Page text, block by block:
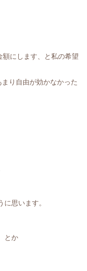
にします、と私の希望
り自由が効かなかった
思います。
とか